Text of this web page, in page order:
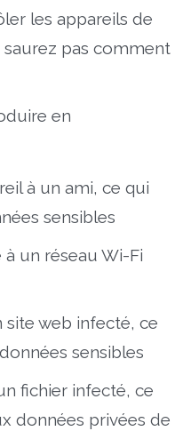
les appareils de
pas comment
en
à un ami, ce qui
sensibles
à un réseau Wi-Fi
site web infecté, ce
sensibles
fichier infecté, ce
données privées de